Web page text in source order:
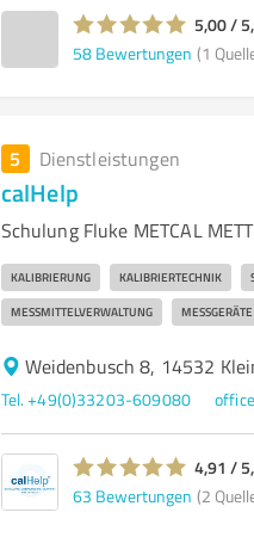
5,00 /
58 Bewertungen (1
5 Dienstleistungen
calHelp
Schulung Fluke METCAL
KALIBRIERUNG KALIBRIERTECHNIK
MESSMITTELVERWALTUNG MESSGERÄTE
Weidenbusch 8, 14532
Tel. +49(0)33203-609080
4,91 /
63 Bewertungen (2